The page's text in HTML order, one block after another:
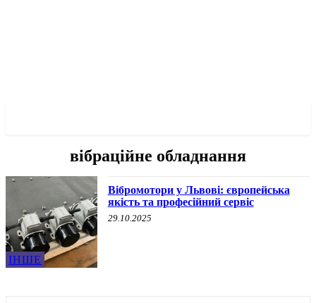
вібраційне обладнання
ІНШЕ
Вібромотори у Львові: європейська
якість та професійний сервіс
29.10.2025